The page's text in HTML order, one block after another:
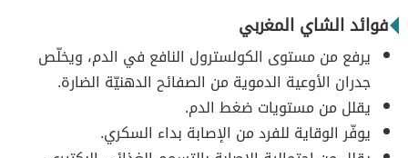
فوائد الشاي المغربي
يرفع من مستوى الكولسترول النافع في الدم، ويخلّص
جدران الأوعية الدموية من الصفائح الدهنيّة الضارة.
يقلل من مستويات ضغط الدم.
يوفّر الوقاية للفرد من الإصابة بداء السكري.